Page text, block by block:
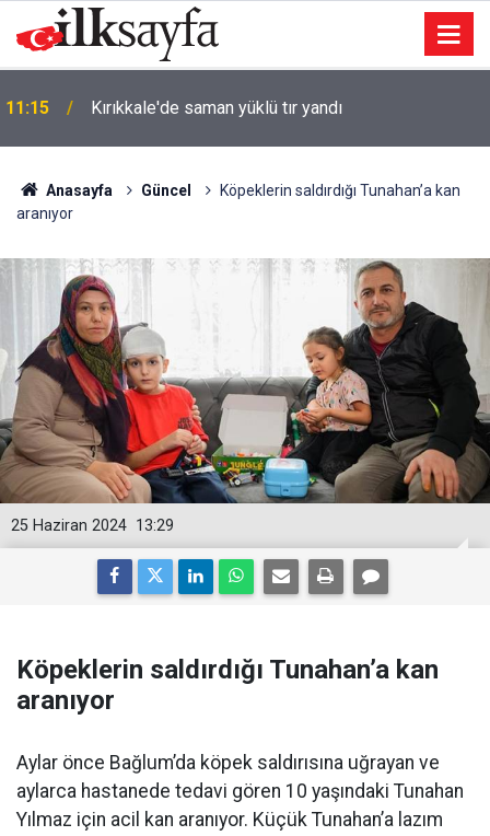
11:15 Kırıkkale'de saman yüklü tır yandı
Anasayfa Güncel
Köpeklerin saldırdığı Tunahan’a kan
aranıyor
13:29
25 Haziran 2024
Köpeklerin saldırdığı Tunahan’a kan
aranıyor
Aylar önce Bağlum’da köpek saldırısına uğrayan ve
aylarca hastanede tedavi gören 10 yaşındaki Tunahan
Yılmaz için acil kan aranıyor. Küçük Tunahan’a lazım